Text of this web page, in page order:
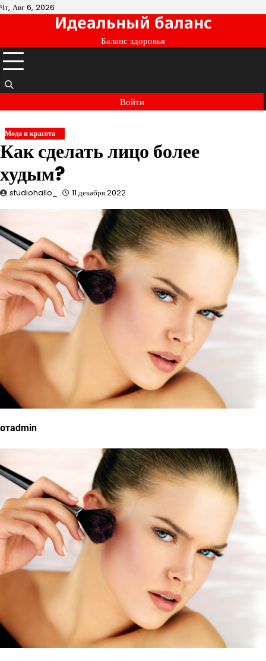
Перейти
Чт, Авг 6, 2026
Идеальный баланс
Баланс здоровья
Войти
Мода и красота
Как сделать лицо более
худым?
studiohallo_ 11 декабря 2022
отadmin